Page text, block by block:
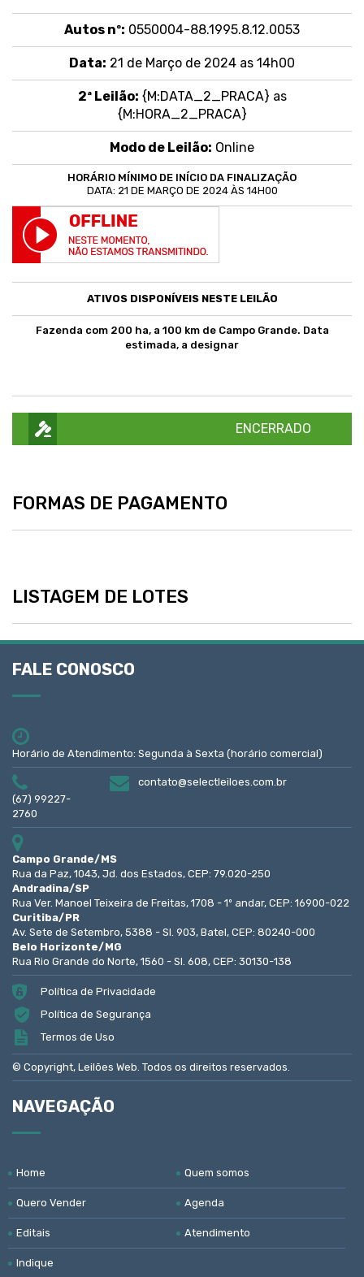
Autos nº: 0550004-88.1995.8.12.0053
Data: 21 de Março de 2024 as 14h00
2ª Leilão: {M:DATA_2_PRACA} as
{M:HORA_2_PRACA}
Modo de Leilão: Online
HORÁRIO MÍNIMO DE INÍCIO DA FINALIZAÇÃO
DATA: 21 DE MARÇO DE 2024 ÀS 14H00
ATIVOS DISPONÍVEIS NESTE LEILÃO
Fazenda com 200 ha, a 100 km de Campo Grande. Data
estimada, a designar
ENCERRADO
FORMAS DE PAGAMENTO
LISTAGEM DE LOTES
FALE CONOSCO
Horário de Atendimento: Segunda à Sexta (horário comercial)
(67) 99227-
2760
contato@selectleiloes.com.br
Campo Grande/MS
Rua da Paz, 1043, Jd. dos Estados, CEP: 79.020-250
Andradina/SP
Rua Ver. Manoel Teixeira de Freitas, 1708 - 1º andar, CEP: 16900-022
Curitiba/PR
Av. Sete de Setembro, 5388 - Sl. 903, Batel, CEP: 80240-000
Belo Horizonte/MG
Rua Rio Grande do Norte, 1560 - Sl. 608, CEP: 30130-138
Política de Privacidade
Política de Segurança
Termos de Uso
© Copyright, Leilões Web. Todos os direitos reservados.
NAVEGAÇÃO
Home Quem somos
Quero Vender Agenda
Editais Atendimento
Indique